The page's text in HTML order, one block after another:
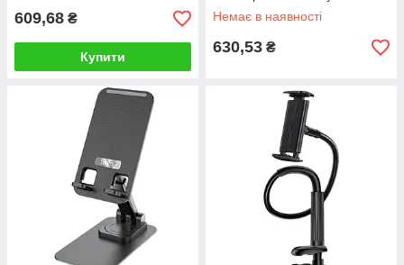
609,68 ₴
Купити
Немає в наявності
630,53 ₴